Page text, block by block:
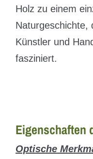
Holz zu einem
Naturgeschichte,
Künstler und
fasziniert.
Eigenschaften
Optische